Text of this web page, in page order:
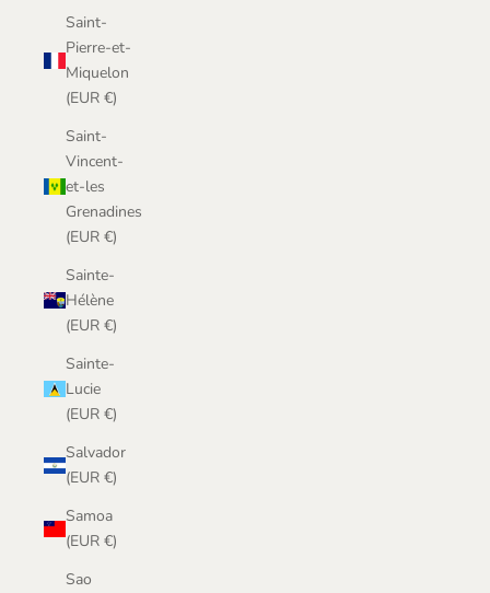
Saint-
Pierre-et-
Miquelon
(EUR €)
Saint-
Vincent-
et-les
Grenadines
(EUR €)
Sainte-
Hélène
(EUR €)
Sainte-
Lucie
(EUR €)
Salvador
(EUR €)
Samoa
(EUR €)
Sao